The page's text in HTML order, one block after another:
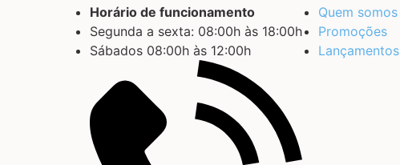
Horário de funcionamento
Segunda a sexta: 08:00h às 18:00h
Sábados 08:00h às 12:00h
Quem somos
Promoções
Lançamentos